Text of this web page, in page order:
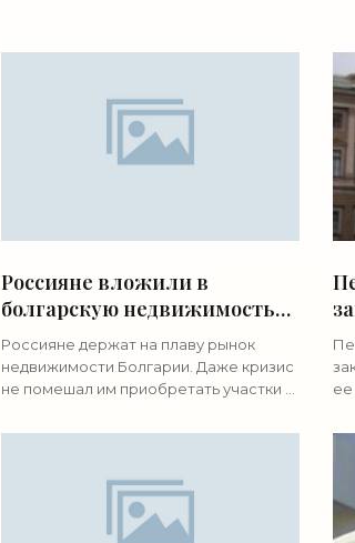
Россияне вложили в
болгарскую недвижимость
пять миллиардов евро -
«Недвижимость»
Россияне держат на плаву рынок
недвижимости Болгарии. Даже кризис
не помешал им приобретать участки и
соцлагеря. Однако инвестиции в
ее